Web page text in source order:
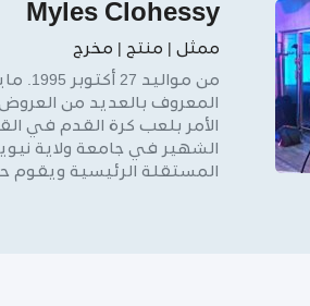
Myles Clohessy
ممثل | منتج | مخرج
من
المعروف بالعديد من
الأمر بلعب كرة القدم في
الشهير في جامعة ولاية
المستقلة الرئيسية ويقوم